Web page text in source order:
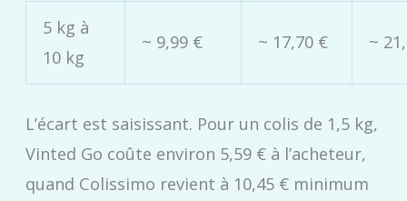
5 kg à
10 kg
~ 9,99 € ~ 17,70 € ~
L’écart est saisissant. Pour un colis de 1,5 kg,
Vinted Go coûte environ 5,59 € à l’acheteur,
quand Colissimo revient à 10,45 € minimum